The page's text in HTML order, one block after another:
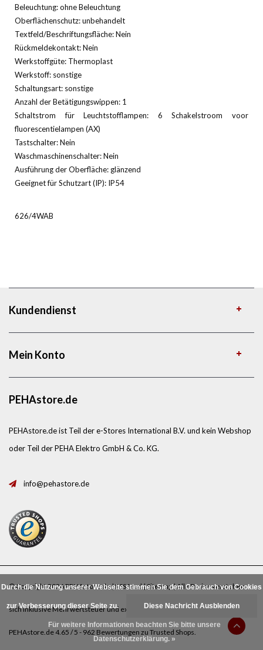
Beleuchtung: ohne Beleuchtung
Oberflächenschutz: unbehandelt
Textfeld/Beschriftungsfläche: Nein
Rückmeldekontakt: Nein
Werkstoffgüte: Thermoplast
Werkstoff: sonstige
Schaltungsart: sonstige
Anzahl der Betätigungswippen: 1
Schaltstrom für Leuchtstofflampen: 6 Schakelstroom voor
fluorescentielampen (AX)
Tastschalter: Nein
Waschmaschinenschalter: Nein
Ausführung der Oberfläche: glänzend
Geeignet für Schutzart (IP): IP54
626/4WAB
Kundendienst
Mein Konto
PEHAstore.de
PEHAstore.de ist Teil der e-Stores International B.V. und kein Webshop
oder Teil der PEHA Elektro GmbH & Co. KG.
info@pehastore.de
© Copyright 2026 PEHAstore.de |RSS feed|Sitemap| Alle Preise verstehen
sich inklusive Mehrwertsteuer und exklusivePorto.
PEHAstore.de4.65 /5 - 962 Bewertungen zu Trusted Shops
Durch die Nutzung unserer Webseite stimmen Sie dem Gebrauch von Cookies
zur Verbesserung dieser Seite zu. Diese Nachricht Ausblenden
Für weitere Informationen beachten Sie bitte unsere
Datenschutzerklärung. »